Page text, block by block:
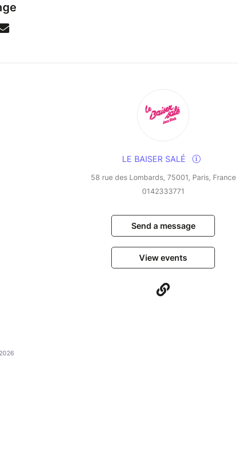
LE BAISER SALÉ
58 rue des Lombards, 75001, Paris, France
0142333771
Send a message
View events